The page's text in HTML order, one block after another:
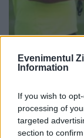
Evenimentul
Information
If you wish to
processing of
targeted
section to
Olăroiu s-
24 DECEMBRIE